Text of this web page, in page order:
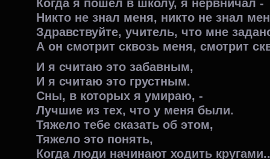
Никто не знал меня, никто не знал
Здравствуйте, учитель, что мне
А он смотрит сквозь меня, смотрит
И я считаю это забавным,
И я считаю это грустным.
Сны, в которых я умираю, -
Лучшие из тех, что у меня были.
Тяжело тебе сказать об этом,
Тяжело это понять,
Когда люди начинают ходить